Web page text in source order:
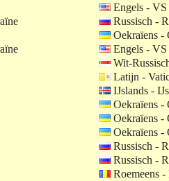
Engels - VS
Russisch -
Oekraïens -
Engels - VS
Wit-
Latijn -
IJslands -
Oekraïens -
Oekraïens -
Oekraïens -
Russisch -
Russisch -
Roemeens -